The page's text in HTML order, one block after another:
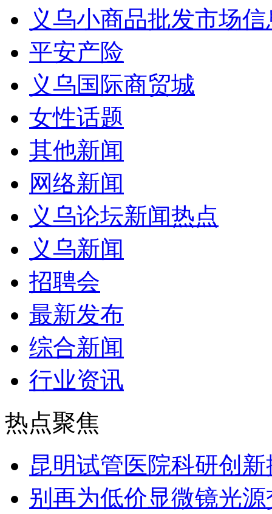
义乌小商品批发市场
平安产险
义乌国际商贸城
女性话题
其他新闻
网络新闻
义乌论坛新闻热点
义乌新闻
招聘会
最新发布
综合新闻
行业资讯
热点聚焦
昆明试管医院科研创
别再为低价显微镜光